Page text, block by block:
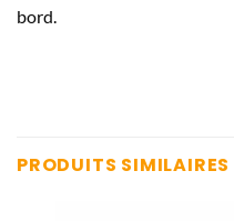
bord.
PRODUITS SIMILAIRES